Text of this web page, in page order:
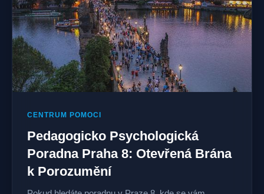
CENTRUM POMOCI
Pedagogicko Psychologická
Poradna Praha 8: Otevřená Brána
k Porozumění